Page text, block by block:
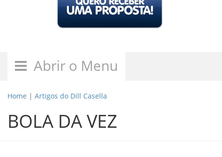
Abrir o Menu
Home | Artigos do Dill Casella
BOLA DA VEZ